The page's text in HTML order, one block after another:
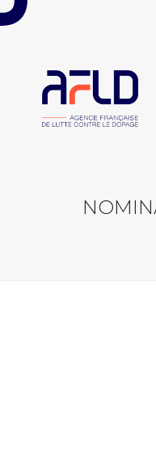
Panneau de gestion des